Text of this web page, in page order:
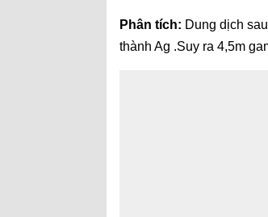
Phân tích: Dung dịch
thành Ag .Suy ra 4,5m